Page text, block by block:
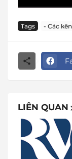
Tags - Các
LIÊN QUAN